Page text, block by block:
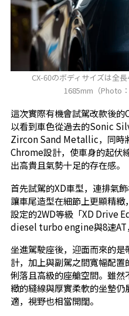
CX-60のボディサイズは全
1685mm（Photo
這次實際有機會試駕改款後
以看到車色從過去的Sonic
Zircon Sand Metallic，同時
Chrome設計，使車身的起伏
出高貴且氣勢十足的存在感。
首先試駕的XD車型，連排氣
讓車尾造型在細節上更顯精
設定的2WD等級「XD Drive
diesel turbo engine與8速AT
坐進駕駛座後，迎面而來的
計，加上與副駕之間寬幅配
俐落且高級的座艙空間。雖
緻的縫線與厚實柔軟的坐墊
適，視野也相當開闊。